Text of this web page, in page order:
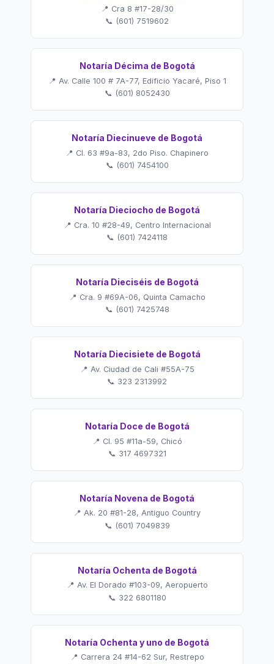
📍 Cra 8 #17-28/30
📞 (601) 7519602
Notaría Décima de Bogotá
📍 Av. Calle 100 # 7A-77, Edificio Yacaré, Piso 1
📞 (601) 8052430
Notaría Diecinueve de Bogotá
📍 Cl. 63 #9a-83, 2do Piso. Chapinero
📞 (601) 7454100
Notaría Dieciocho de Bogotá
📍 Cra. 10 #28-49, Centro Internacional
📞 (601) 7424118
Notaría Dieciséis de Bogotá
📍 Cra. 9 #69A-06, Quinta Camacho
📞 (601) 7425748
Notaría Diecisiete de Bogotá
📍 Av. Ciudad de Cali #55A-75
📞 323 2313992
Notaría Doce de Bogotá
📍 Cl. 95 #11a-59, Chicó
📞 317 4697321
Notaría Novena de Bogotá
📍 Ak. 20 #81-28, Antiguo Country
📞 (601) 7049839
Notaría Ochenta de Bogotá
📍 Av. El Dorado #103-09, Aeropuerto
📞 322 6801180
Notaría Ochenta y uno de Bogotá
📍 Carrera 24 #14-62 Sur, Restrepo